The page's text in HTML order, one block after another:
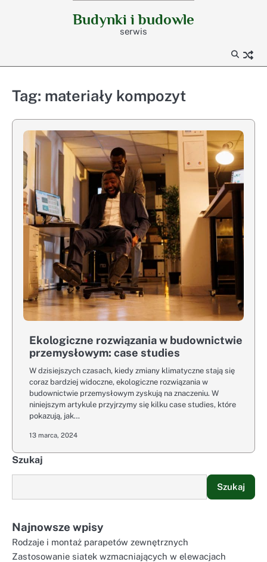
Budynki i budowle
serwis
Tag: materiały kompozyt
Ekologiczne rozwiązania w budownictwie
przemysłowym: case studies
W dzisiejszych czasach, kiedy zmiany klimatyczne stają się
coraz bardziej widoczne, ekologiczne rozwiązania w
budownictwie przemysłowym zyskują na znaczeniu. W
niniejszym artykule przyjrzymy się kilku case studies, które
pokazują, jak…
13 marca, 2024
Szukaj
Szukaj
Najnowsze wpisy
Rodzaje i montaż parapetów zewnętrznych
Zastosowanie siatek wzmacniających w elewacjach